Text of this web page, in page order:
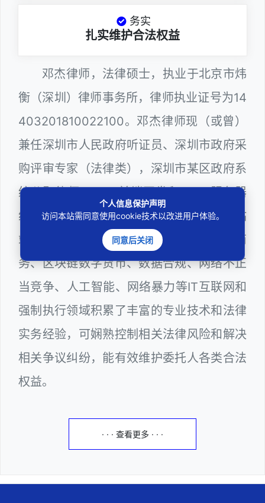
务实
扎实维护合法权益
邓杰律师，法律硕士，执业于北京市炜
衡（深圳）律师事务所，律师执业证号为14
403201810022100。邓杰律师现（或曾）
兼任深圳市人民政府听证员、深圳市政府采
购评审专家（法律类），深圳市某区政府系
统公职律师、WEB前端开发和 WEB服务器
维护工程师、计算机信息网络安全员和网站
站长多年，在软件程序、网络游戏、电子商
务、区块链数字货币、数据合规、网络不正
当竞争、人工智能、网络暴力等IT互联网和
强制执行领域积累了丰富的专业技术和法律
实务经验，可娴熟控制相关法律风险和解决
相关争议纠纷，能有效维护委托人各类合法
权益。
· · · 查看更多 · · ·
个人信息保护声明
访问本站需同意使用cookie技术以改进用户体验。
同意后关闭